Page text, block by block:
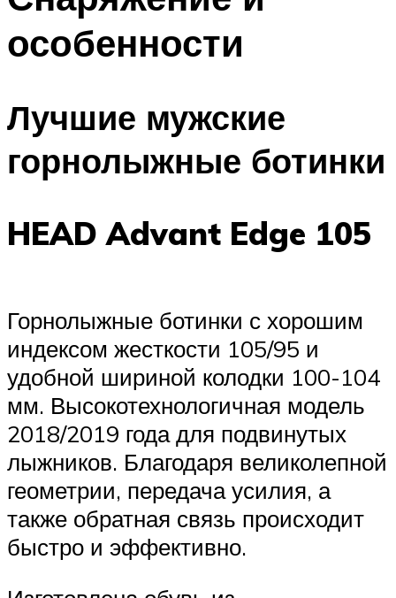
особенности
Лучшие мужские
горнолыжные ботинки
HEAD Advant Edge 105
Горнолыжные ботинки с хорошим
индексом жесткости 105/95 и
удобной шириной колодки 100-104
мм. Высокотехнологичная модель
2018/2019 года для подвинутых
лыжников. Благодаря великолепной
геометрии, передача усилия, а
также обратная связь происходит
быстро и эффективно.